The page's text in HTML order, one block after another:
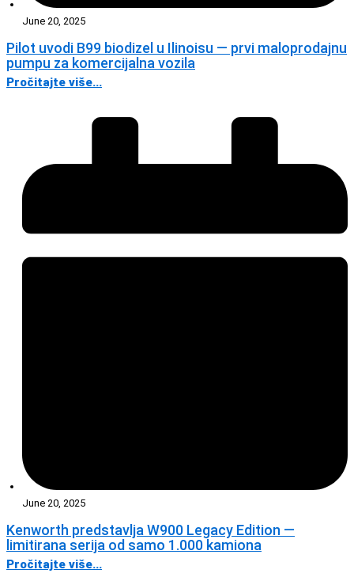
June 20, 2025
Pilot uvodi B99 biodizel u Ilinoisu — prvi maloprodajnu
pumpu za komercijalna vozila
Pročitajte više...
June 20, 2025
Kenworth predstavlja W900 Legacy Edition —
limitirana serija od samo 1.000 kamiona
Pročitajte više...